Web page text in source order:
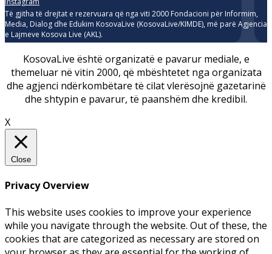
Të gjitha të drejtat e rezervuara që nga viti 2000 Fondacioni për Informim,
Media, Dialog dhe Edukim KosovaLive (KosovaLive/KIMDE), më parë Agjencia
e Lajmeve Kosova Live (AKL).
KosovaLive është organizatë e pavarur mediale, e
themeluar në vitin 2000, që mbështetet nga organizata
dhe agjenci ndërkombëtare të cilat vlerësojnë gazetarinë
dhe shtypin e pavarur, të paanshëm dhe kredibil.
X
Close
Privacy Overview
This website uses cookies to improve your experience
while you navigate through the website. Out of these, the
cookies that are categorized as necessary are stored on